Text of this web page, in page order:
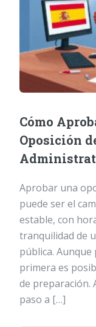
Cómo
Oposición
Aprobar una
puede ser el
estable, con
tranquilidad de
pública.
primera es
de preparación.
paso a […]